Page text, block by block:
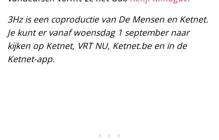
3Hz is een coproductie van De Mensen en Ketnet.
Je kunt er vanaf woensdag 1 september naar
kijken op Ketnet, VRT NU, Ketnet.be en in de
Ketnet-app.